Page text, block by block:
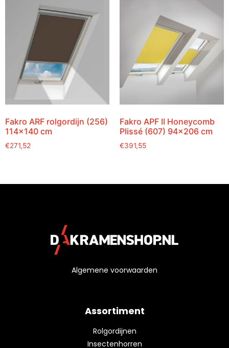
Fakro ARF rolgordijn (256)
114×140 cm
€271,52
Fakro APF II Honeycomb
Plissé (607) 94×206 cm
€391,55
Algemene voorwaarden
Assortiment
Rolgordijnen
Insectenhorren